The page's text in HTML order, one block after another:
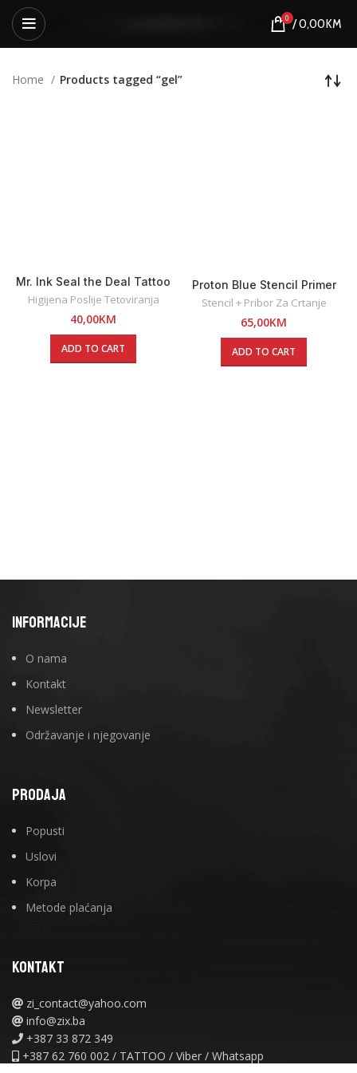
0 /0,00KM
Home Products tagged “gel”
Mr. Ink Seal the Deal Tattoo
Finish Gel – 100 ml
Higijena Poslije Tetoviranja
40,00KM
ADD TO CART
Proton Blue Stencil Primer
Gel
Stencil + Pribor Za Crtanje
65,00KM
ADD TO CART
INFORMACIJE
O nama
Kontakt
Newsletter
Održavanje i njegovanje
PRODAJA
Popusti
Uslovi
Korpa
Metode plaćanja
KONTAKT
zi_contact@yahoo.com
info@zix.ba
+387 33 872 349
+387 62 760 002 / TATTOO / Viber / Whatsapp